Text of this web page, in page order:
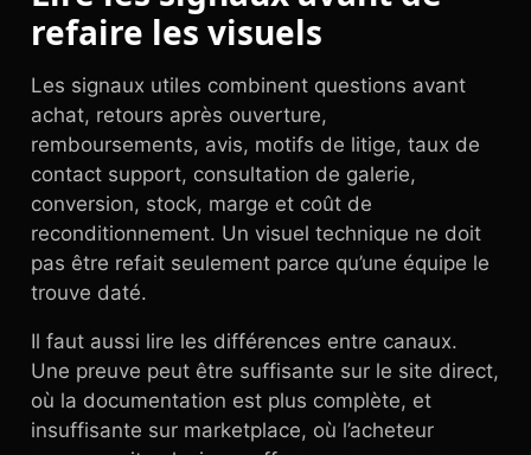
refaire les visuels
Les signaux utiles combinent questions avant
achat, retours après ouverture,
remboursements, avis, motifs de litige, taux de
contact support, consultation de galerie,
conversion, stock, marge et coût de
reconditionnement. Un visuel technique ne doit
pas être refait seulement parce qu’une équipe le
trouve daté.
Il faut aussi lire les différences entre canaux.
Une preuve peut être suffisante sur le site direct,
où la documentation est plus complète, et
insuffisante sur marketplace, où l’acheteur